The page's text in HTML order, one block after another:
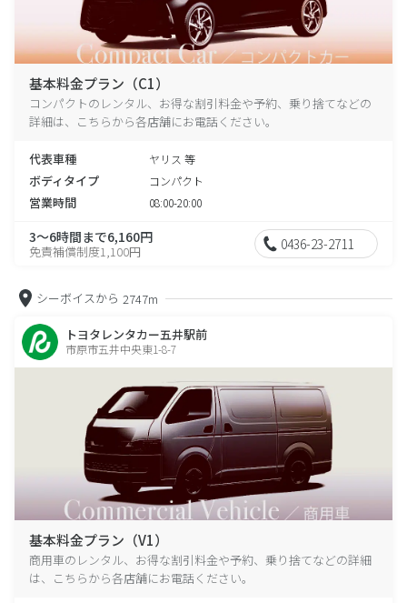
基本料金プラン（C1）
コンパクトのレンタル、お得な割引料金や予約、乗り捨てなどの
詳細は、こちらから各店舗にお電話ください。
代表車種 ヤリス 等
ボディタイプ コンパクト
営業時間 08:00-20:00
3～6時間まで6,160円
免責補償制度1,100円 0436-23-2711
シーボイスから 2747m
トヨタレンタカー五井駅前
市原市五井中央東1-8-7
基本料金プラン（V1）
商用車のレンタル、お得な割引料金や予約、乗り捨てなどの詳細
は、こちらから各店舗にお電話ください。